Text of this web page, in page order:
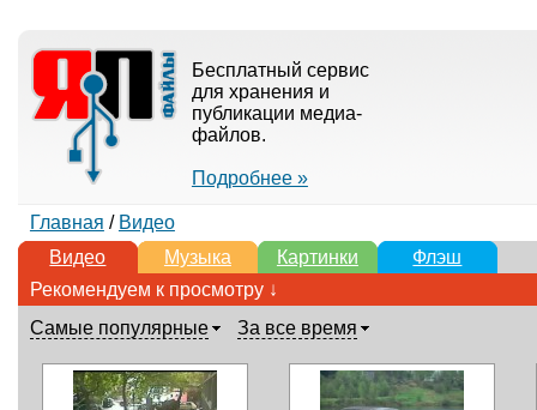
Бесплатный сервис
для хранения и
публикации медиа-
файлов.
Подробнее »
Главная / Видео
Видео
Музыка Картинки
Флэш
Рекомендуем к просмотру ↓
Самые популярные
За все время